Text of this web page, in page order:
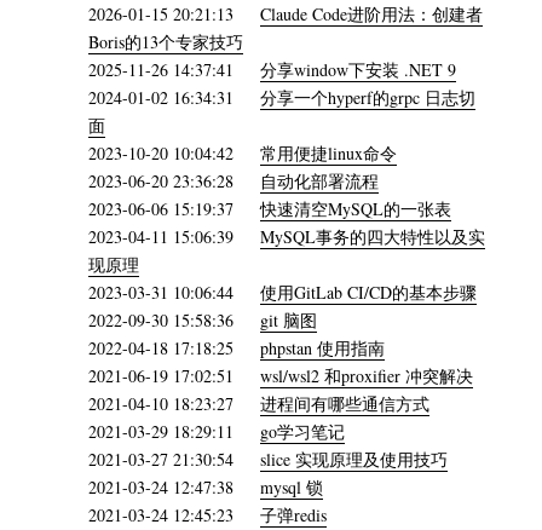
2026-01-15 20:21:13 Claude Code进阶用法：创建者
Boris的13个专家技巧
2025-11-26 14:37:41 分享window下安装 .NET 9
2024-01-02 16:34:31 分享一个hyperf的grpc 日志切
面
2023-10-20 10:04:42 常用便捷linux命令
2023-06-20 23:36:28
自动化部署流程
2023-06-06 15:19:37快速清空MySQL的一张表
2023-04-11 15:06:39 MySQL事务的四大特性以及实
现原理
2023-03-31 10:06:44 使用GitLab CI/CD的基本步骤
2022-09-30 15:58:36 git 脑图
2022-04-18 17:18:25 phpstan 使用指南
2021-06-19 17:02:51 wsl/wsl2 和proxifier 冲突解决
2021-04-10 18:23:27 进程间有哪些通信方式
2021-03-29 18:29:11 go学习笔记
2021-03-27 21:30:54 slice 实现原理及使用技巧
2021-03-24 12:47:38 mysql 锁
2021-03-24 12:45:23 子弹redis